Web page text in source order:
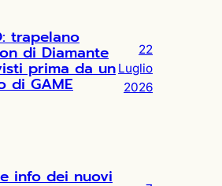
trapelano
di Diamante
prima da un
di GAME
22
Luglio
2026
info dei nuovi